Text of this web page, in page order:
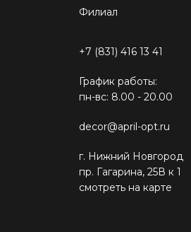
Филиал
+7 (831) 416 13 41
График работы:
пн-вс: 8.00 - 20.00
decor@april-opt.ru
г. Нижний Новгород
пр. Гагарина, 25В к 1
смотреть на карте